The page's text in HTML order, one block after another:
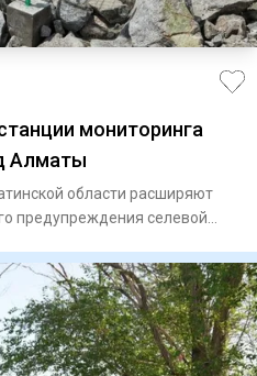
мониторинга
Алматы
области расширяют
предупреждения селевой